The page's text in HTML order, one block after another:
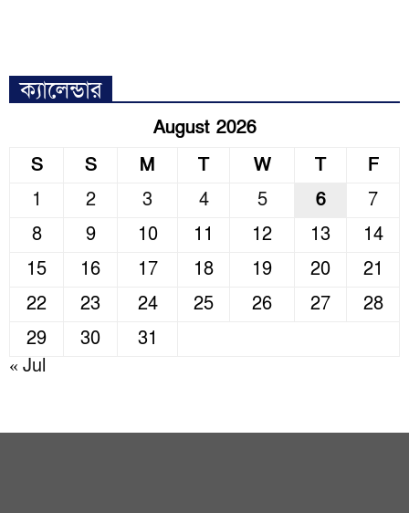
ক্যালেন্ডার
August 2026
S
S M T W T
F
1
2 3 4 5 6
7
8
9 10 11 12 13
14
15
16 17 18 19 20
21
22
23 24 25 26 27
28
29
30
31
« Jul